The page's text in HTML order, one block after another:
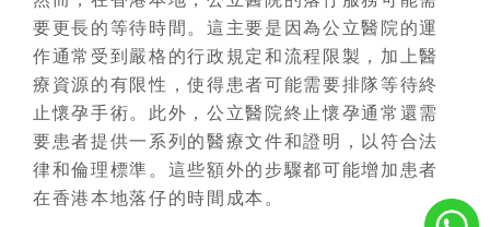
要更長的等待時間。這主要是因為公立醫院的運
作通常受到嚴格的行政規定和流程限製，加上醫
療資源的有限性，使得患者可能需要排隊等待終
止懷孕手術。此外，公立醫院終止懷孕通常還需
要患者提供一系列的醫療文件和證明，以符合法
律和倫理標準。這些額外的步驟都可能增加患者
在香港本地落仔的時間成本。